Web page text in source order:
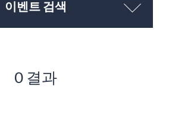
이벤트 검색
0 결과